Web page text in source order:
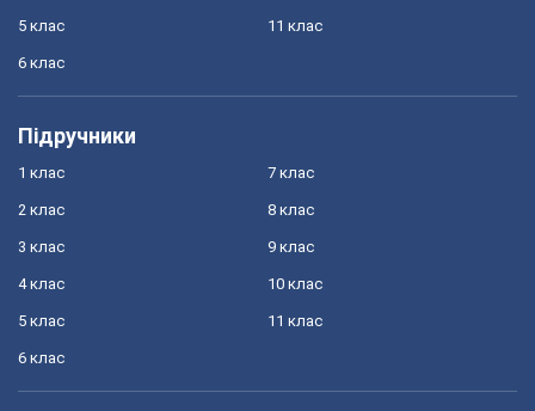
5 клас
6 клас
11 клас
Підручники
1 клас
2 клас
3 клас
4 клас
5 клас
6 клас
7 клас
8 клас
9 клас
10 клас
11 клас